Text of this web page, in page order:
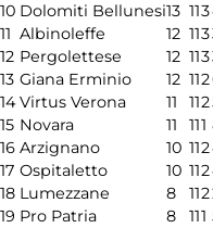
10 Dolomiti Bellunesi13 113
11 Albinoleffe 12 113
12 Pergolettese 12 113
13 Giana Erminio 12 112
14Virtus Verona 11 112
15 Novara 11 111
16 Arzignano 10 112
17 Ospitaletto 10 112
18 Lumezzane 8 112
19 Pro Patria 8 111